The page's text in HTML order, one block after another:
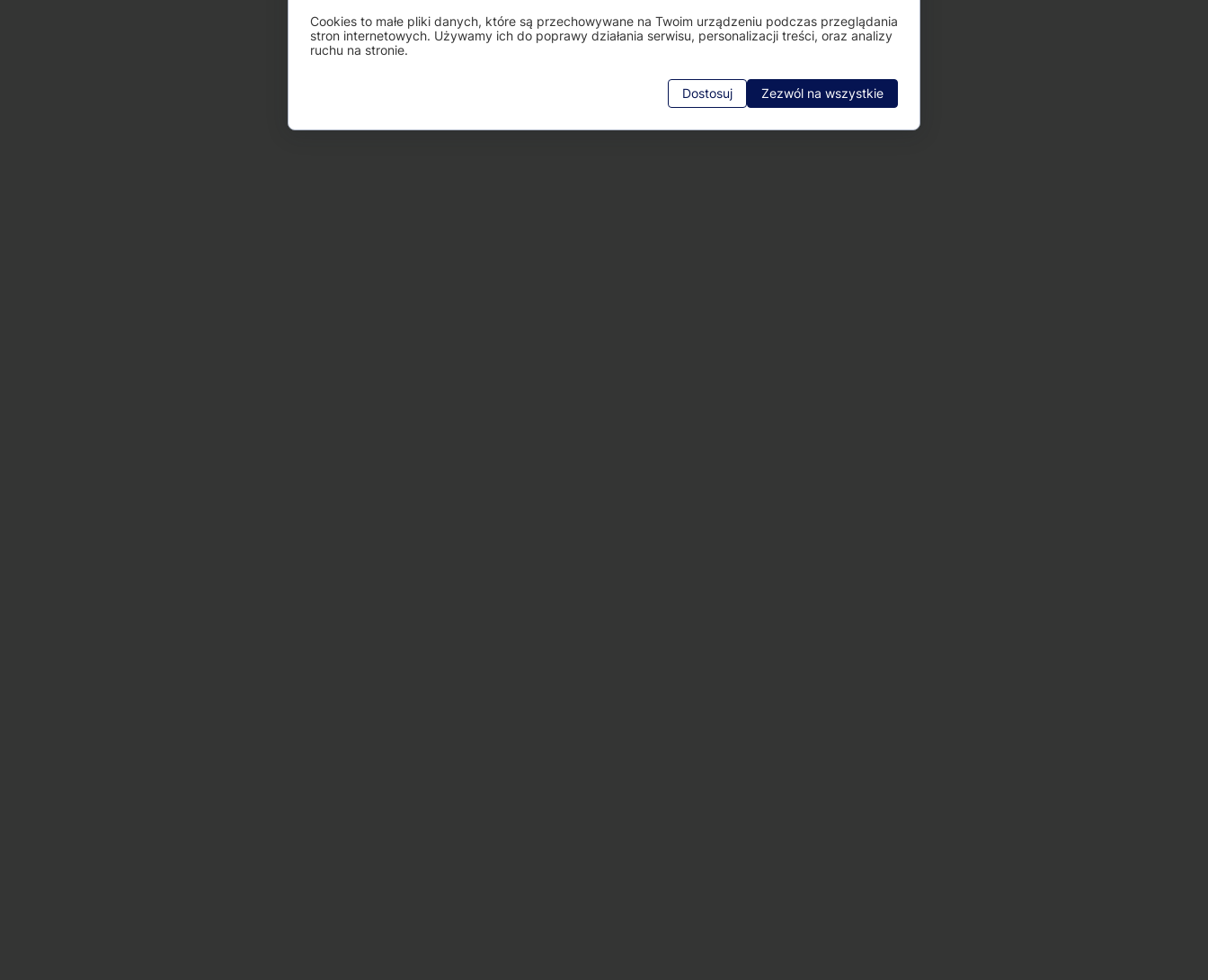
Cookies to małe pliki danych, które są przechowywane na Twoim urządzeniu podczas przeglądania
stron internetowych. Używamy ich do poprawy działania serwisu, personalizacji treści, oraz analizy
ruchu na stronie.
Dostosuj Zezwól na wszystkie